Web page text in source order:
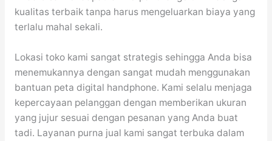
kualitas terbaik tanpa harus mengeluarkan biaya yang
terlalu mahal sekali.
Lokasi toko kami sangat strategis sehingga Anda bisa
menemukannya dengan sangat mudah menggunakan
bantuan peta digital handphone. Kami selalu menjaga
kepercayaan pelanggan dengan memberikan ukuran
yang jujur sesuai dengan pesanan yang Anda buat
tadi. Layanan purna jual kami sangat terbuka dalam